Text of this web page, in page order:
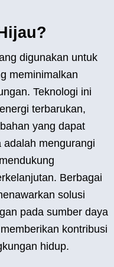
digunakan untuk
meminimalkan
Teknologi ini
terbarukan,
yang dapat
mengurangi
Berbagai
solusi
pada sumber daya
kontribusi
hidup.